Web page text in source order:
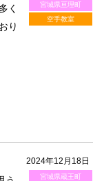
宮城県亘理町
空手教室
く
り
2024年12月18日
宮城県蔵王町